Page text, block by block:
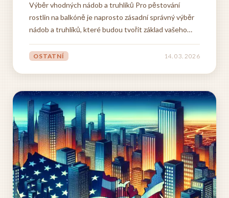
Výběr vhodných nádob a truhlíků Pro pěstování
rostlin na balkóně je naprosto zásadní správný výběr
nádob a truhlíků, které budou tvořit základ vašeho
nádoby musí mít dostatečný odtokový systém, tedy
OSTATNÍ 14. 03. 2026